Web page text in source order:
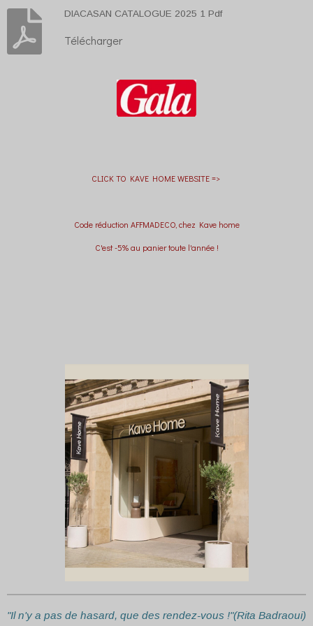
DIACASAN CATALOGUE 2025 1 Pdf
Télécharger
CLICK TO KAVE HOME WEBSITE =>
Code réduction AFFMADECO, chez Kave home
C'est -5% au panier toute l'année !
"Il n'y a pas de hasard, que des rendez-vous !"(Rita Badraoui)